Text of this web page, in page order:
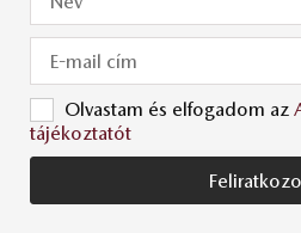
Olvastam és elfogadom az
tájékoztatót